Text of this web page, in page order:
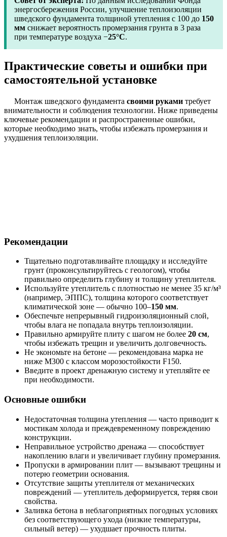
энергосбережения России, улучшение теплоизоляции
шведского фундамента толщиной утепления с 100 до 150
мм снижает вероятность промерзания грунта в 3 раза
при температуре воздуха −25°C.
Практические советы и ошибки при
самостоятельной установке
Монтаж шведского фундамента своими руками требует
внимательности и соблюдения технологии. Ниже приведены
ключевые рекомендации и распространенные ошибки,
которые необходимо знать, чтобы избежать промерзания и
ухудшения теплоизоляции.
Рекомендации
Тщательно подготавливайте площадку и исследуйте
грунт (проконсультируйтесь с геологом), чтобы
правильно определить глубину и толщину утеплителя.
Используйте утеплитель с плотностью не менее 35 кг/м³
(например, ЭППС), толщина которого соответствует
климатической зоне — обычно 100–150 мм.
Обеспечьте непрерывный гидроизоляционный слой,
чтобы влага не попадала внутрь теплоизоляции.
Правильно армируйте плиту с шагом не более 20 см,
чтобы избежать трещин и увеличить долговечность.
Не экономьте на бетоне — рекомендована марка не
ниже М300 с классом морозостойкости F150.
Введите в проект дренажную систему и утепляйте ее
при необходимости.
Основные ошибки
Недостаточная толщина утепления — часто приводит к
мостикам холода и преждевременному повреждению
конструкции.
Неправильное устройство дренажа — способствует
накоплению влаги и увеличивает глубину промерзания.
Пропуски в армировании плит — вызывают трещины и
потерю геометрии основания.
Отсутствие защиты утеплителя от механических
повреждений — утеплитель деформируется, теряя свои
свойства.
Заливка бетона в неблагоприятных погодных условиях
без соответствующего ухода (низкие температуры,
сильный ветер) — ухудшает прочность плиты.